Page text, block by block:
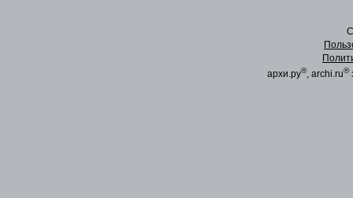
архи.ру®, archi.ru®